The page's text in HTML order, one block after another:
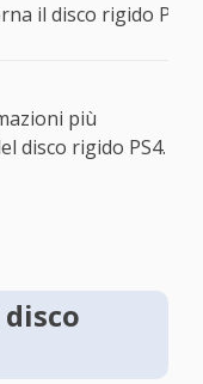
il disco rigido PS4
più
disco rigido PS4.